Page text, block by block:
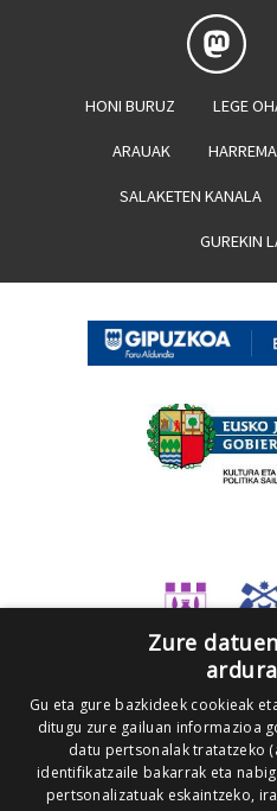
HONI BURUZ LEGE
ARAUAK
SALAKETEN KANALA
GUREKIN
Zure
Gu eta gure bazkideek cookieak
ditugu zure gailuan informazioa
datu pertsonalak tratatzeko
identifikatzaile bakarrak eta
pertsonalizatuak eskaintzeko,